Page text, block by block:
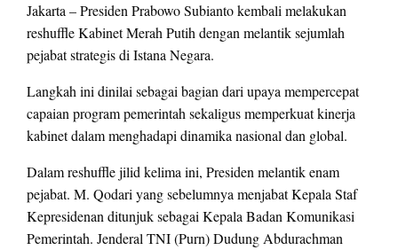
Jakarta – Presiden Prabowo Subianto kembali melakukan
reshuffle Kabinet Merah Putih dengan melantik sejumlah
pejabat strategis di Istana Negara.
Langkah ini dinilai sebagai bagian dari upaya mempercepat
capaian program pemerintah sekaligus memperkuat kinerja
kabinet dalam menghadapi dinamika nasional dan global.
Dalam reshuffle jilid kelima ini, Presiden melantik enam
pejabat. M. Qodari yang sebelumnya menjabat Kepala Staf
Kepresidenan ditunjuk sebagai Kepala Badan Komunikasi
Pemerintah. Jenderal TNI (Purn) Dudung Abdurachman